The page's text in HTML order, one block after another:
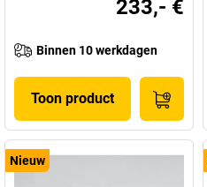
233,- €
Binnen 10 werkdagen
Toon product
Nieuw